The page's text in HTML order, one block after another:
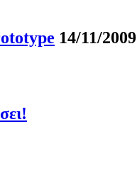
14/11/2009